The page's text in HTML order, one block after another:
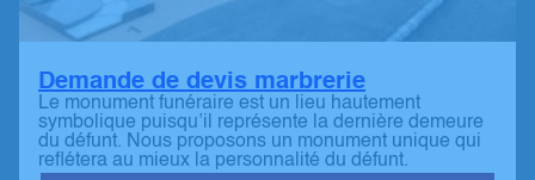
Demande de devis marbrerie
Le monument funéraire est un lieu hautement
symbolique puisqu’il représente la dernière demeure
du défunt. Nous proposons un monument unique qui
reflétera au mieux la personnalité du défunt.